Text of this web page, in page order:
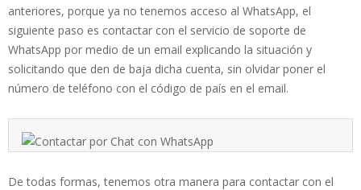
anteriores, porque ya no tenemos acceso al WhatsApp, el
siguiente paso es contactar con el servicio de soporte de
WhatsApp por medio de un email explicando la situación y
solicitando que den de baja dicha cuenta, sin olvidar poner el
número de teléfono con el código de país en el email.
De todas formas, tenemos otra manera para contactar con el